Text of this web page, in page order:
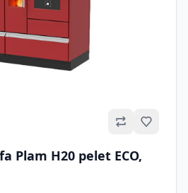
Plam H20 pelet ECO,